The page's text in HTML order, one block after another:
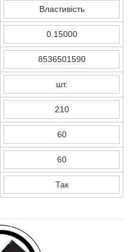
Властивість
0.15000
8536501590
шт.
210
60
60
Так